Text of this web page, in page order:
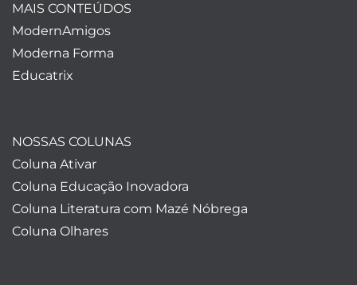
MAIS CONTEÚDOS
ModernAmigos
Moderna Forma
Educatrix
NOSSAS COLUNAS
Coluna Ativar
Coluna Educação Inovadora
Coluna Literatura com Mazé Nóbrega
Coluna Olhares